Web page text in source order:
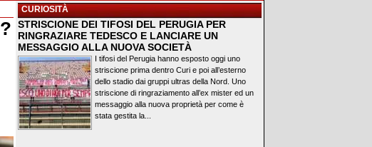
CURIOSITÀ
STRISCIONE DEI TIFOSI DEL PERUGIA PER
RINGRAZIARE TEDESCO E LANCIARE UN
MESSAGGIO ALLA NUOVA SOCIETÀ
I tifosi del Perugia hanno esposto oggi uno
striscione prima dentro Curi e poi all’esterno
dello stadio dai gruppi ultras della Nord. Uno
striscione di ringraziamento all’ex mister ed un
messaggio alla nuova proprietà per come è
stata gestita la...